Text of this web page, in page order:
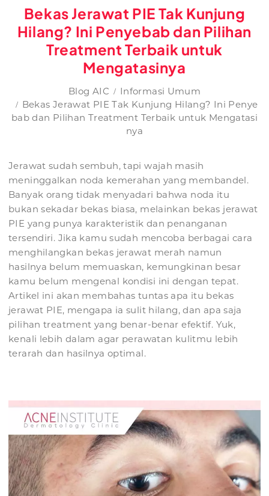
Bekas Jerawat PIE Tak Kunjung
Hilang? Ini Penyebab dan Pilihan
Treatment Terbaik untuk
Mengatasinya
Blog AIC
Informasi Umum
Bekas Jerawat PIE Tak Kunjung Hilang? Ini Penye
bab dan Pilihan Treatment Terbaik untuk Mengatasi
nya
Jerawat sudah sembuh, tapi wajah masih
meninggalkan noda kemerahan yang membandel.
Banyak orang tidak menyadari bahwa noda itu
bukan sekadar bekas biasa, melainkan bekas jerawat
PIE yang punya karakteristik dan penanganan
tersendiri. Jika kamu sudah mencoba berbagai cara
menghilangkan bekas jerawat merah namun
hasilnya belum memuaskan, kemungkinan besar
kamu belum mengenal kondisi ini dengan tepat.
Artikel ini akan membahas tuntas apa itu bekas
jerawat PIE, mengapa ia sulit hilang, dan apa saja
pilihan treatment yang benar-benar efektif. Yuk,
kenali lebih dalam agar perawatan kulitmu lebih
terarah dan hasilnya optimal.